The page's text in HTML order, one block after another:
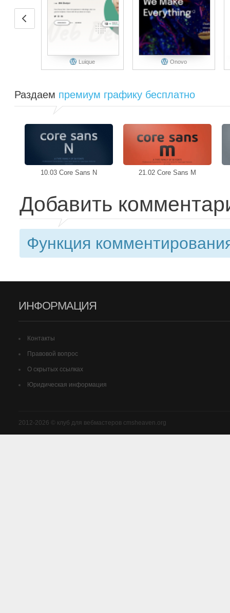
Luique Onovo
Раздаем премиум графику бесплатно
10.03 Core Sans N 21.02 Core Sans M
Добавить
Функция
ИНФОРМАЦИЯ
Контакты
Правовой вопрос
О скрытых ссылках
Юридическая информация
2012-2026 © клуб для вебмастеров cmsheaven.org